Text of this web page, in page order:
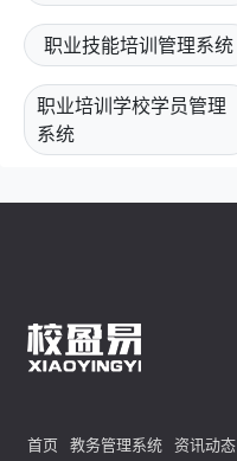
职业技能培训管理系统
职业培训学校学员管理
系统
首页 教务管理系统 资讯动态